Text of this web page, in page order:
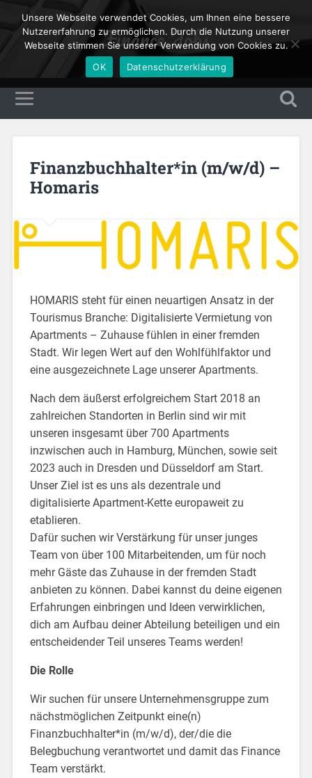
Finance Jobs
Finanzbuchhalter*in (m/w/d) –
Homaris
HOMARIS steht für einen neuartigen Ansatz in der
Tourismus Branche: Digitalisierte Vermietung von
Apartments – Zuhause fühlen in einer fremden
Stadt. Wir legen Wert auf den Wohlfühlfaktor und
eine ausgezeichnete Lage unserer Apartments.
Nach dem äußerst erfolgreichem Start 2018 an
zahlreichen Standorten in Berlin sind wir mit
unseren insgesamt über 700 Apartments
inzwischen auch in Hamburg, München, sowie seit
2023 auch in Dresden und Düsseldorf am Start.
Unser Ziel ist es uns als dezentrale und
digitalisierte Apartment-Kette europaweit zu
etablieren.
Dafür suchen wir Verstärkung für unser junges
Team von über 100 Mitarbeitenden, um für noch
mehr Gäste das Zuhause in der fremden Stadt
anbieten zu können. Dabei kannst du deine eigenen
Erfahrungen einbringen und Ideen verwirklichen,
dich am Aufbau deiner Abteilung beteiligen und ein
entscheidender Teil unseres Teams werden!
Die Rolle
Wir suchen für unsere Unternehmensgruppe zum
nächstmöglichen Zeitpunkt eine(n)
Finanzbuchhalter*in (m/w/d), der/die die
Belegbuchung verantwortet und damit das Finance
Team verstärkt.
Unsere Webseite verwendet Cookies, um Ihnen eine bessere
Nutzererfahrung zu ermöglichen. Durch die Nutzung unserer
Webseite stimmen Sie unserer Verwendung von Cookies zu.
OK
Datenschutzerklärung